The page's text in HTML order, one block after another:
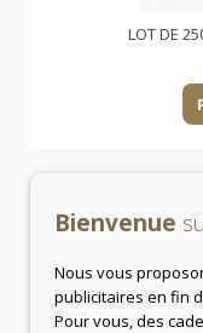
LOT DE
Bienvenue
Nous vous
publicitaires en fin
Pour vous, des